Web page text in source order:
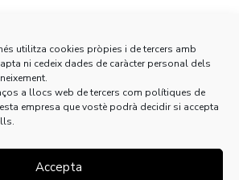
utilitza cookies pròpies i de tercers amb
ni cedeix dades de caràcter personal dels
a llocs web de tercers com polítiques de
empresa que vostè podrà decidir si accepta
Accepta